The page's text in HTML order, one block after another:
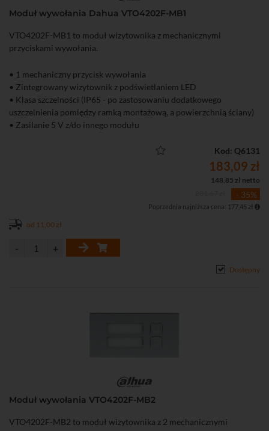
Moduł wywołania Dahua VTO4202F-MB1
VTO4202F-MB1 to moduł wizytownika z mechanicznymi
przyciskami wywołania.
• 1 mechaniczny przycisk wywołania
• Zintegrowany wizytownik z podświetlaniem LED
• Klasa szczelności (IP65 - po zastosowaniu dodatkowego
uszczelnienia pomiędzy ramką montażową, a powierzchnią ściany)
• Zasilanie 5 V z/do innego modułu
Kod: Q6131
183,09 zł
148,85 zł netto
- 35%
Poprzednia najniższa cena: 177,45 zł
od 11,00 zł
Dostępny
Moduł wywołania VTO4202F-MB2
VTO4202F-MB2 to moduł wizytownika z 2 mechanicznymi